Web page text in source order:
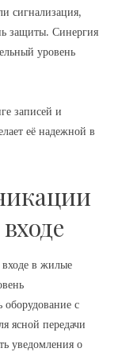
сигнализация,
защиты. Синергия
уровень
записей и
её надежной в
входе в жилые
с
ясной передачи
уведомления о